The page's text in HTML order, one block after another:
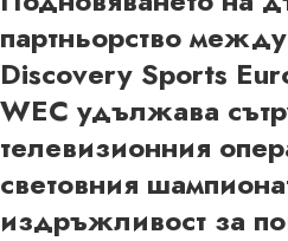
партньорство
Discovery Sports
WEC удължава
телевизионния
световния
издръжливост за